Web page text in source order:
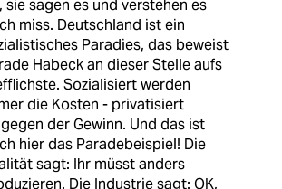
sie sagen es und verstehen es
miss. Deutschland ist ein
Paradies, das beweist
Habeck an dieser Stelle aufs
Sozialisiert werden
die Kosten - privatisiert
der Gewinn. Und das ist
hier das Paradebeispiel! Die
sagt: Ihr müsst anders
Die Industrie sagt: OK,